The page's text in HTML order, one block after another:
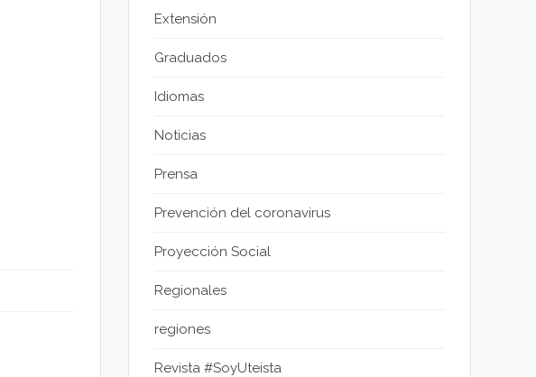
Extensión
Graduados
Idiomas
Noticias
Prensa
Prevención del coronavirus
Proyección Social
Regionales
regiones
Revista #SoyUteista